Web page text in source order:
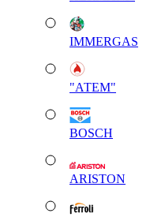
IMMERGAS
"АТЕМ"
BOSCH
ARISTON